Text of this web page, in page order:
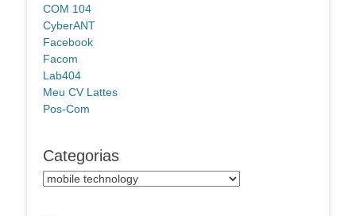
COM 104
CyberANT
Facebook
Facom
Lab404
Meu CV Lattes
Pos-Com
Categorias
Categorias